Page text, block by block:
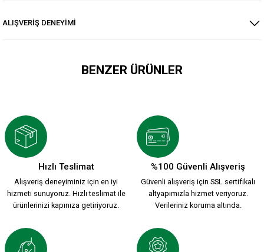
ALIŞVERİŞ DENEYİMİ
BENZER ÜRÜNLER
499,90 TL
SEMT KARE DUVAR SAATİ 20cmx20cm K6
499,90 TL
Hızlı Teslimat
Alışveriş deneyiminiz için en iyi
hizmeti sunuyoruz. Hızlı teslimat ile
ürünlerinizi kapınıza getiriyoruz.
%100 Güvenli Alışveriş
Güvenli alışveriş için SSL sertifikalı
altyapımızla hizmet veriyoruz.
Verileriniz koruma altında.